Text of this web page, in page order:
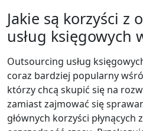
Jakie są korzyści z
usług księgowych
Outsourcing usług
coraz bardziej popularny
którzy chcą skupić się na
zamiast zajmować się
głównych korzyści